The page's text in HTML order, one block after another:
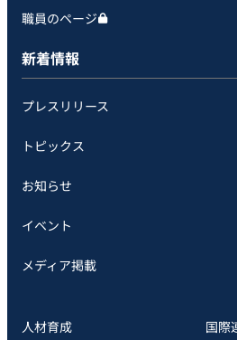
職員のページ
新着情報
プレスリリース
トピックス
お知らせ
イベント
メディア掲載
人材育成 国際